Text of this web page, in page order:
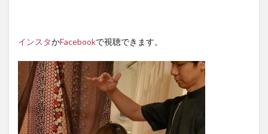
インスタかFacebookで視聴できます。